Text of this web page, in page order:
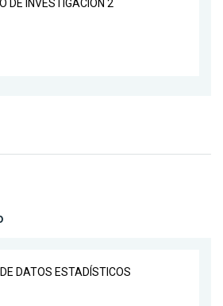
DE INVESTIGACIÓN 2
DATOS ESTADÍSTICOS